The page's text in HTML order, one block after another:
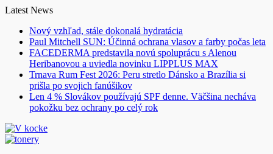
Skip
content
Latest News
Nový vzhľad, stále dokonalá hydratácia
Paul Mitchell SUN: Účinná ochrana vlasov a farby počas leta
FACEDERMA predstavila novú spoluprácu s Alenou
Heribanovou a uviedla novinku LIPPLUS MAX
Trnava Rum Fest 2026: Peru stretlo Dánsko a Brazília si
prišla po svojich fanúšikov
Len 4 % Slovákov používajú SPF denne. Väčšina necháva
pokožku bez ochrany po celý rok